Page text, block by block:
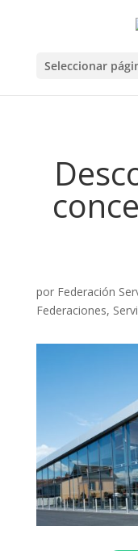
Seleccionar
por Federación
Federaciones,